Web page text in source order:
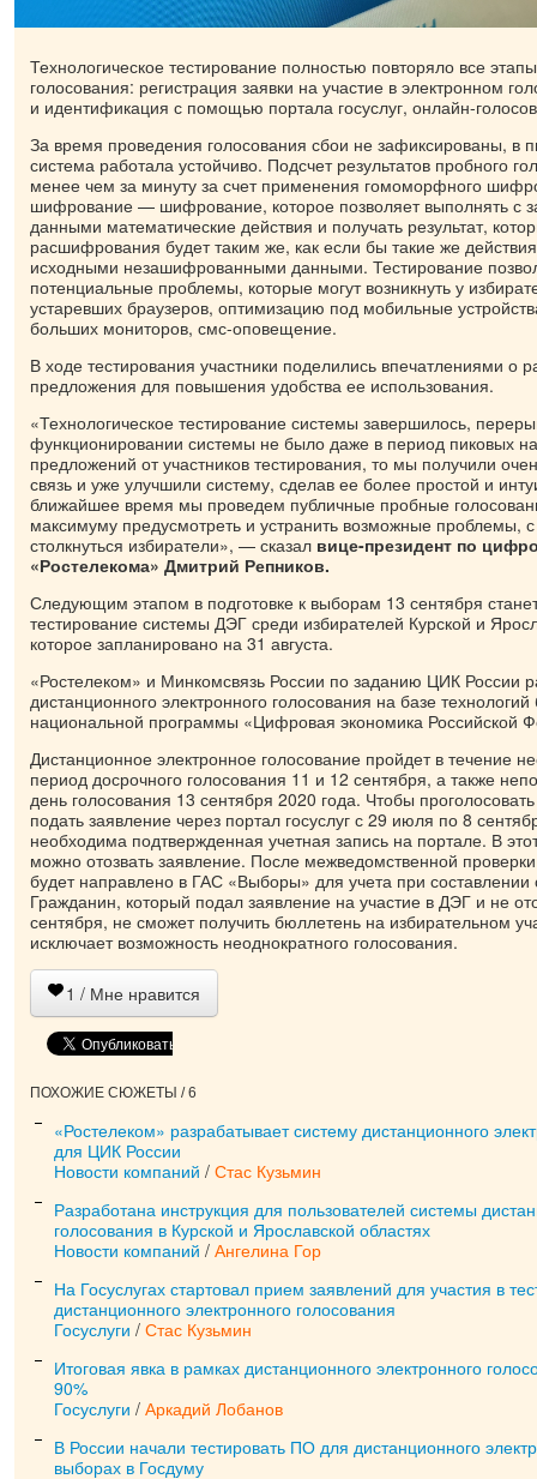
Технологическое тестирование полностью повторяло все
голосования: регистрация заявки на участие в электронном
и идентификация с помощью портала госуслуг, онлайн-
За время проведения голосования сбои не зафиксированы, в
система работала устойчиво. Подсчет результатов пробного
менее чем за минуту за счет применения гомоморфного
шифрование — шифрование, которое позволяет выполнять с
данными математические действия и получать результат,
расшифрования будет таким же, как если бы такие же
исходными незашифрованными данными. Тестирование
потенциальные проблемы, которые могут возникнуть у
устаревших браузеров, оптимизацию под мобильные
больших мониторов, смс-оповещение.
В ходе тестирования участники поделились впечатлениями о
предложения для повышения удобства ее использования.
«Технологическое тестирование системы завершилось,
функционировании системы не было даже в период пиковых
предложений от участников тестирования, то мы получили
связь и уже улучшили систему, сделав ее более простой и
ближайшее время мы проведем публичные пробные
максимуму предусмотреть и устранить возможные проблемы,
столкнуться избиратели», — сказал вице-президент по
«Ростелекома» Дмитрий Репников.
Следующим этапом в подготовке к выборам 13 сентября
тестирование системы ДЭГ среди избирателей Курской и
которое запланировано на 31 августа.
«Ростелеком» и Минкомсвязь России по заданию ЦИК России
дистанционного электронного голосования на базе
национальной программы «Цифровая экономика Российской
Дистанционное электронное голосование пройдет в течение
период досрочного голосования 11 и 12 сентября, а также
день голосования 13 сентября 2020 года. Чтобы
подать заявление через портал госуслуг с 29 июля по 8
необходима подтвержденная учетная запись на портале. В
можно отозвать заявление. После межведомственной
будет направлено в ГАС «Выборы» для учета при составлении
Гражданин, который подал заявление на участие в ДЭГ и не
сентября, не сможет получить бюллетень на избирательном
исключает возможность неоднократного голосования.
1 / Мне нравится
ПОХОЖИЕ СЮЖЕТЫ / 6
«Ростелеком» разрабатывает систему дистанционного
для ЦИК России
Новости компаний / Стас Кузьмин
Разработана инструкция для пользователей системы
голосования в Курской и Ярославской областях
Новости компаний / Ангелина Гор
На Госуслугах стартовал прием заявлений для участия в
дистанционного электронного голосования
Госуслуги / Стас Кузьмин
Итоговая явка в рамках дистанционного электронного
90%
Госуслуги / Аркадий Лобанов
В России начали тестировать ПО для дистанционного
выборах в Госдуму